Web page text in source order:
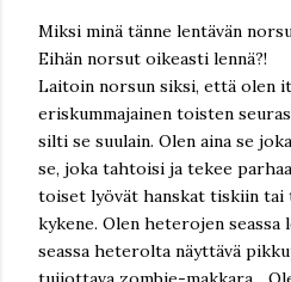
Miksi minä tänne lentävän
Eihän norsut oikeasti lennä?!
Laitoin norsun siksi, että olen
eriskummajainen toisten
silti se suulain. Olen aina se
se, joka tahtoisi ja tekee
toiset lyövät hanskat tiskiin tai
kykene. Olen heterojen seassa
seassa heterolta näyttävä